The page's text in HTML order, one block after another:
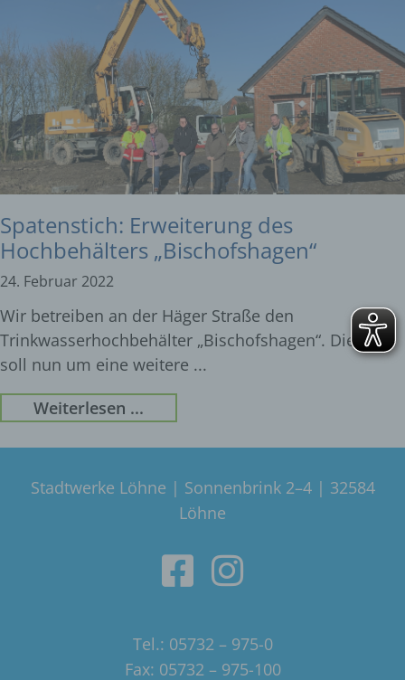
Spatenstich: Erweiterung des
Hochbehälters „Bischofshagen“
24. Februar 2022
Wir betreiben an der Häger Straße den
Trinkwasserhochbehälter „Bischofshagen“. Dieser
soll nun um eine weitere
Weiterlesen ...
Stadtwerke Löhne | Sonnenbrink 2–4 | 32584
Löhne
Tel.: 05732 – 975-0
Fax: 05732 – 975-100